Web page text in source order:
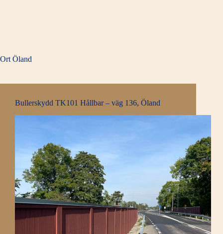
Ort Öland
Bullerskydd TK101 Hållbar – väg 136, Öland